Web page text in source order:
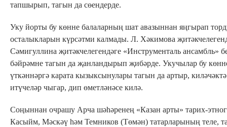
тапшырып, тагын да сөендерде.
Уку йорты бу көнне балаларның шат авазыннан яңгырап
осталыкларын күрсәтми калмады. Л. Хәкимова
Сәмигуллина җитәкчелегендәге «Инструменталь
бәйрәмне тагын да җанландырып җибәрде. Укучылар бу
үткәннәргә карата кызыксынулары тагын да артыр,
итүчеләр чыгар, дип өметләнәсе килә.
Соңыннан очрашу Арча шәһәренең «Казан арты» тарих-
Касыйм, Мәскәү һәм Темников (Төмән) татарларының теле,